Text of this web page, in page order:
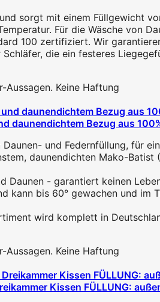
sorgt mit einem Füllgewicht
Für die Wäsche von
100 zertifiziert. Wir
die ein festeres
Aussagen. Keine Haftung
daunendichtem Bezug aus
und Federnfüllung, für
daunendichten Mako-
Daunen - garantiert keinen
kann bis 60° gewachen und
wird komplett in
Aussagen. Keine Haftung
Kissen FÜLLUNG: